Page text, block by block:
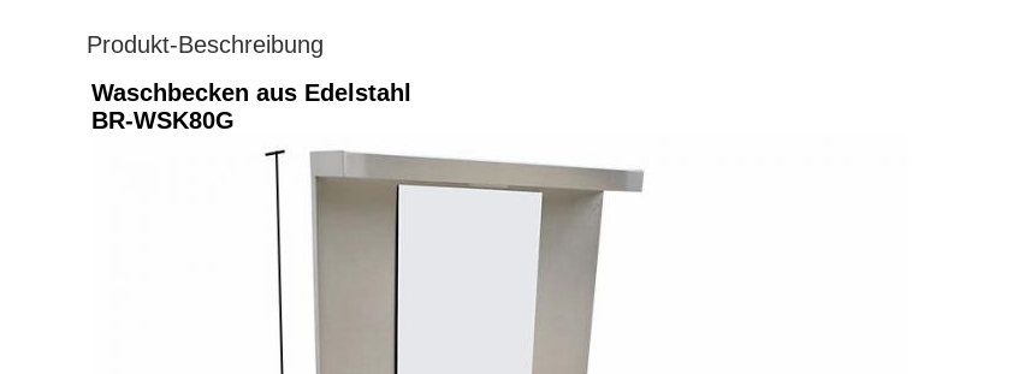
Produkt-Beschreibung
Waschbecken aus Edelstahl
BR-WSK80G